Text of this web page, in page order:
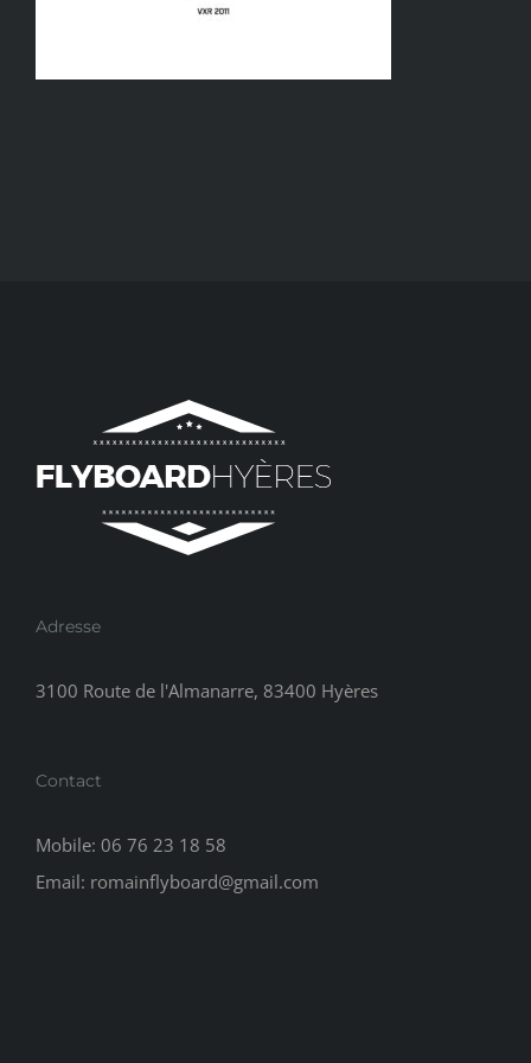
Adresse
3100 Route de l'Almanarre, 83400 Hyères
Contact
Mobile: 06 76 23 18 58
Email: romainflyboard@gmail.com